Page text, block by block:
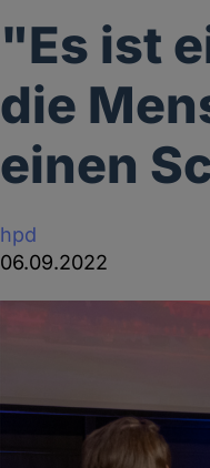
"Es ist
die
einen
hpd
06.09.2022